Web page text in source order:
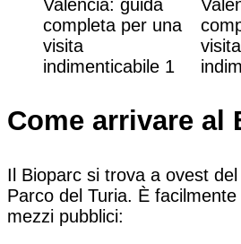
Come arrivare al
Il Bioparc si trova a ovest
Parco del Turia. È
mezzi pubblici: